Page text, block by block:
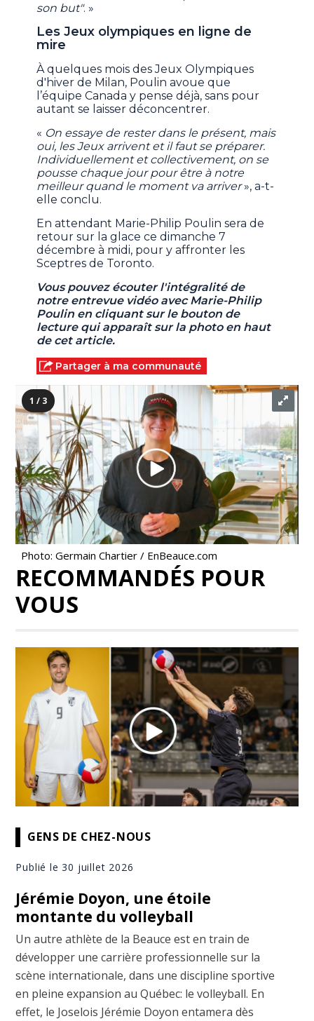
son but". »
Les Jeux olympiques en ligne de
mire
À quelques mois des Jeux Olympiques
d'hiver de Milan, Poulin avoue que
l’équipe Canada y pense déjà, sans pour
autant se laisser déconcentrer.
« On essaye de rester dans le présent, mais
oui, les Jeux arrivent et il faut se préparer.
Individuellement et collectivement, on se
pousse chaque jour pour être à notre
meilleur quand le moment va arriver», a-t-
elle conclu.
En attendant Marie-Philip Poulin sera de
retour sur la glace ce dimanche 7
décembre à midi, pour y affronter les
Sceptres de Toronto.
Vous pouvez écouter l'intégralité de
notre entrevue vidéo avec Marie-Philip
Poulin en cliquant sur le bouton de
lecture qui apparaît sur la photo en haut
de cet article.
Partager à ma communauté
1 / 3
Photo: Germain Chartier / EnBeauce.com
RECOMMANDÉS POUR
VOUS
GENS DE CHEZ-NOUS
Publié le 30 juillet 2026
Jérémie Doyon, une étoile
montante du volleyball
Un autre athlète de la Beauce est en train de
développer une carrière professionnelle sur la
scène internationale, dans une discipline sportive
en pleine expansion au Québec: le volleyball. En
effet, le Joselois Jérémie Doyon entamera dès